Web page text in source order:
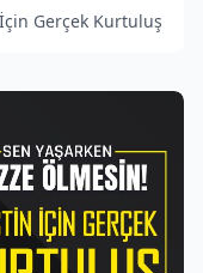
Gerçek Kurtuluş